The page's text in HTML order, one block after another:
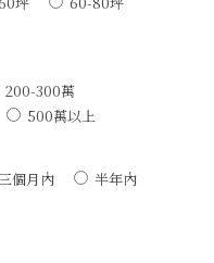
200-300萬
500萬以上
個月內
半年內